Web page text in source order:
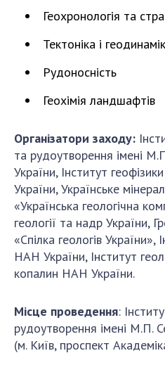
Секція суспільних і
Ради, комітети та
Наукові центри МОН та
ДІЯЛЬНІСТЬ
Засідання Президії
Сесії Загальних
Річні звіти НАН України
Річні фінансові звіти
Наукові публікації та
трансфер технологій в
Наукові об'єкти, що
надбання
Геохронологія та
Тектоніка і
Рудоносність
Геохімія ландшафтів
Організатори заходу:
та рудоутворення імені
України, Інститут
України, Українське
«Українська геологічна
геології та надр України,
«Спілка геологів України»,
НАН України, Інститут
копалин НАН України.
Місце проведення:
рудоутворення імені М.П.
(м. Київ, проспект